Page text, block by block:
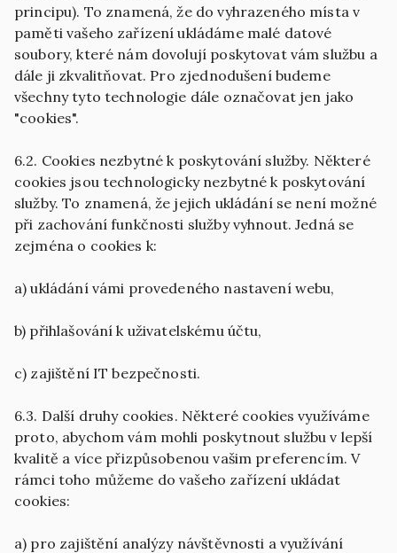
principu). To znamená, že do vyhrazeného místa v
paměti vašeho zařízení ukládáme malé datové
soubory, které nám dovolují poskytovat vám službu a
dále ji zkvalitňovat. Pro zjednodušení budeme
všechny tyto technologie dále označovat jen jako
"cookies".
6.2. Cookies nezbytné k poskytování služby. Některé
cookies jsou technologicky nezbytné k poskytování
služby. To znamená, že jejich ukládání se není možné
při zachování funkčnosti služby vyhnout. Jedná se
zejména o cookies k:
a) ukládání vámi provedeného nastavení webu,
b) přihlašování k uživatelskému účtu,
c) zajištění IT bezpečnosti.
6.3. Další druhy cookies. Některé cookies využíváme
proto, abychom vám mohli poskytnout službu v lepší
kvalitě a více přizpůsobenou vašim preferencím. V
rámci toho můžeme do vašeho zařízení ukládat
cookies:
a) pro zajištění analýzy návštěvnosti a využívání